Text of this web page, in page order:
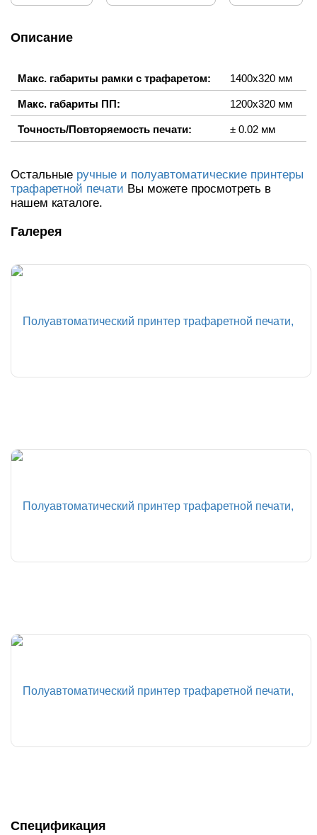
Описание
Макс. габариты рамки с трафаретом: 1400х320 мм
Макс. габариты ПП: 1200х320 мм
Точность/Повторяемость печати: ± 0.02 мм
Остальные ручные и полуавтоматические принтеры
трафаретной печати Вы можете просмотреть в
нашем каталоге.
Галерея
Спецификация